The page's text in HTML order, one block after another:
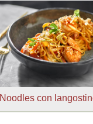
Noodles con